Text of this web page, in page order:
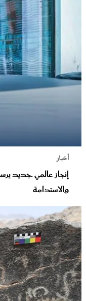
أخبار
إنجاز عالمي جديد
والاستدامة